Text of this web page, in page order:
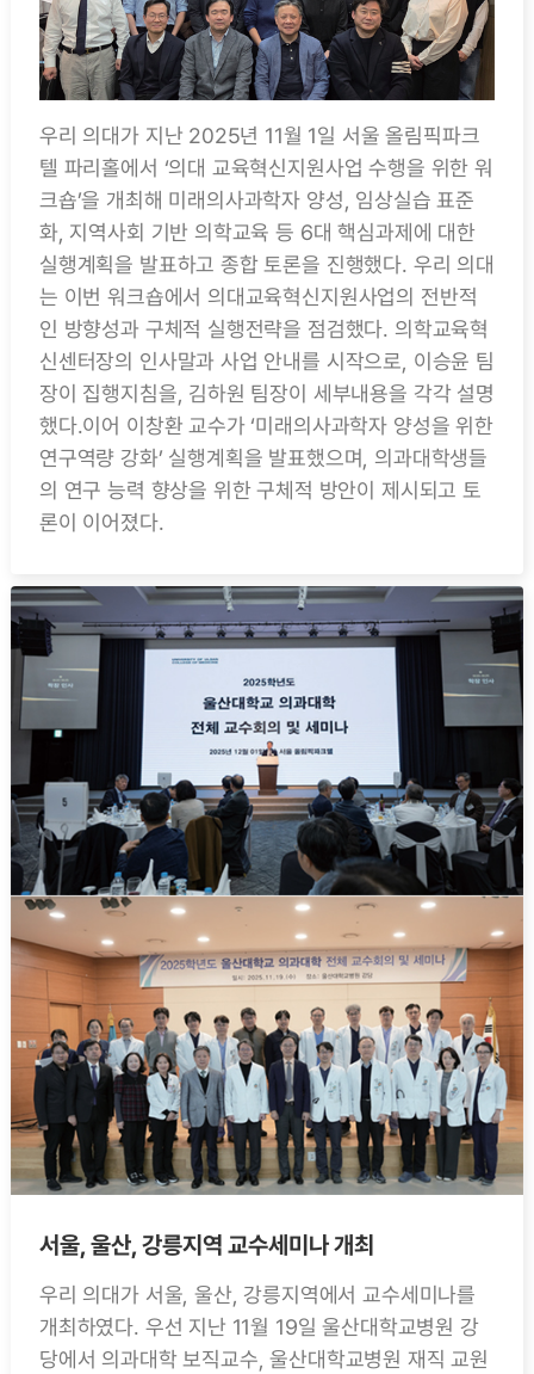
우리 의대가 지난 2025년 11월 1일 서울 올림픽파크
텔 파리홀에서 ‘의대 교육혁신지원사업 수행을 위한 워
크숍’을 개최해 미래의사과학자 양성, 임상실습 표준
화, 지역사회 기반 의학교육 등 6대 핵심과제에 대한
실행계획을 발표하고 종합 토론을 진행했다. 우리 의대
는 이번 워크숍에서 의대교육혁신지원사업의 전반적
인 방향성과 구체적 실행전략을 점검했다. 의학교육혁
신센터장의 인사말과 사업 안내를 시작으로, 이승윤 팀
장이 집행지침을, 김하원 팀장이 세부내용을 각각 설명
했다.이어 이창환 교수가 ‘미래의사과학자 양성을 위한
연구역량 강화’ 실행계획을 발표했으며, 의과대학생들
의 연구 능력 향상을 위한 구체적 방안이 제시되고 토
론이 이어졌다.
서울, 울산, 강릉지역 교수세미나 개최
우리 의대가 서울, 울산, 강릉지역에서 교수세미나를
개최하였다. 우선 지난 11월 19일 울산대학교병원 강
당에서 의과대학 보직교수, 울산대학교병원 재직 교원